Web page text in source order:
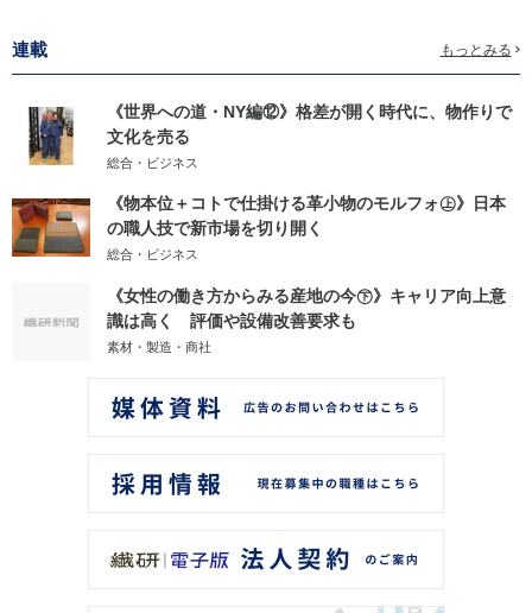
連載 もっとみる
《世界への道・NY編⑫》格差が開く時代に、物作りで
文化を売る
総合・ビジネス
《物本位＋コトで仕掛ける革小物のモルフォ㊤》日本
の職人技で新市場を切り開く
総合・ビジネス
《女性の働き方からみる産地の今㊦》キャリア向上意
識は高く 評価や設備改善要求も
素材・製造・商社